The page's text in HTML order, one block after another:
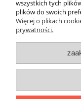
wszystkich tych
plików do swoich
Więcej o plikach
prywatności.